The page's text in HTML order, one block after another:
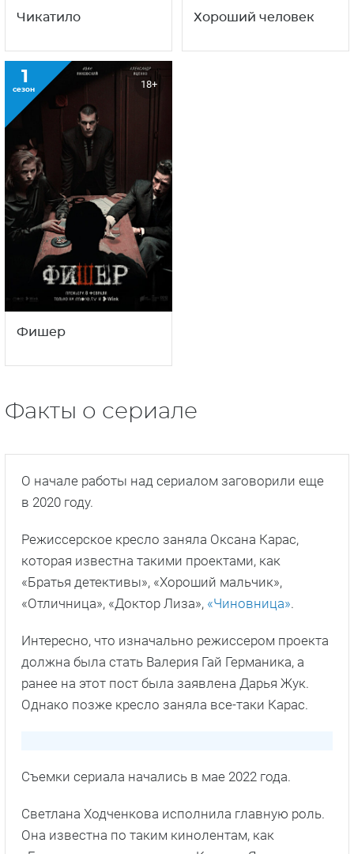
Чикатило Хороший человек
1
сезон 18+
Фишер
Факты о сериале
О начале работы над сериалом заговорили еще
в 2020 году.
Режиссерское кресло заняла Оксана Карас,
которая известна такими проектами, как
«Братья детективы», «Хороший мальчик»,
«Отличница», «Доктор Лиза», «Чиновница».
Интересно, что изначально режиссером проекта
должна была стать Валерия Гай Германика, а
ранее на этот пост была заявлена Дарья Жук.
Однако позже кресло заняла все-таки Карас.
Съемки сериала начались в мае 2022 года.
Светлана Ходченкова исполнила главную роль.
Она известна по таким кинолентам, как